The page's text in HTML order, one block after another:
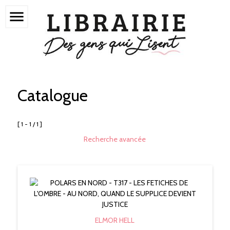
menu
Catalogue
[ 1 - 1 / 1 ]
Recherche avancée
ELMOR HELL